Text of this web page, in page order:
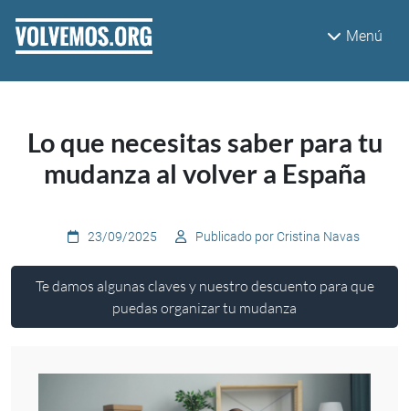
Menú
Lo que necesitas saber para tu
mudanza al volver a España
23/09/2025 Publicado por Cristina Navas
Te damos algunas claves y nuestro descuento para que
puedas organizar tu mudanza